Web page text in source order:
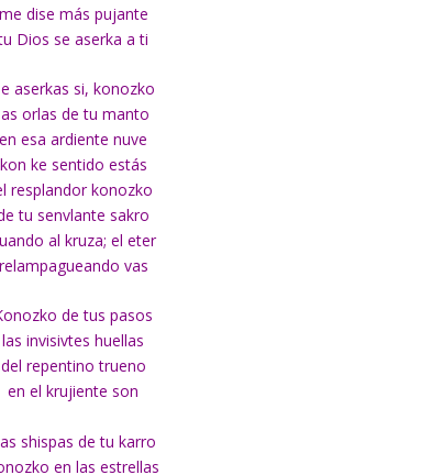
dise más pujante
Dios se aserka a ti
aserkas si, konozko
orlas de tu manto
en esa ardiente nuve
kon ke sentido estás
resplandor konozko
tu senvlante sakro
al kruza; el eter
vas
de tus pasos
las invisivtes huellas
del repentino trueno
en el krujiente son
shispas de tu karro
en las estrellas